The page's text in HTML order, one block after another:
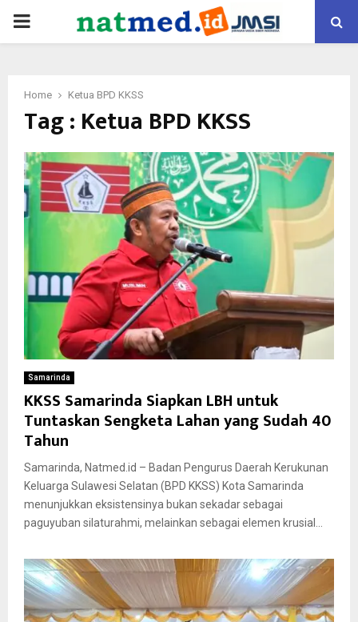
PRIMARY
Home Ketua BPD KKSS
Tag : Ketua BPD KKSS
Samarinda
KKSS Samarinda Siapkan LBH untuk
Tuntaskan Sengketa Lahan yang Sudah 40
Tahun
Samarinda, Natmed.id – Badan Pengurus Daerah Kerukunan
Keluarga Sulawesi Selatan (BPD KKSS) Kota Samarinda
menunjukkan eksistensinya bukan sekadar sebagai
paguyuban silaturahmi, melainkan sebagai elemen krusial...